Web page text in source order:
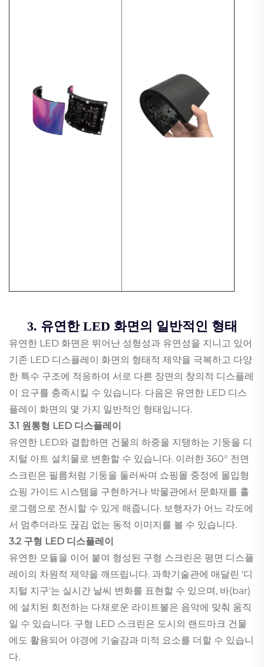
3. 유연한 LED 화면의 일반적인 형태
유연한 LED 화면은 뛰어난 성형성과 유연성을 지니고 있어
기존 LED 디스플레이 화면의 형태적 제약을 극복하고 다양
한 특수 구조에 적응하여 서로 다른 장면의 창의적 디스플레
이 요구를 충족시킬 수 있습니다. 다음은 유연한 LED 디스
플레이 화면의 몇 가지 일반적인 형태입니다.
3.1 원통형 LED 디스플레이
유연한 LED와 결합하면 건물의 하중을 지탱하는 기둥을 디
지털 아트 설치물로 변환할 수 있습니다. 이러한 360° 전면
스크린은 필름처럼 기둥을 둘러싸며 쇼핑몰 중정에 몰입형
쇼핑 가이드 시스템을 구현하거나 박물관에서 문화재를 홀
로그램으로 전시할 수 있게 해줍니다. 보행자가 어느 각도에
서 멈추더라도 끊김 없는 동적 이미지를 볼 수 있습니다.
3.2 구형 LED 디스플레이
유연한 모듈을 이어 붙여 형성된 구형 스크린은 평면 디스플
레이의 차원적 제약을 깨뜨립니다. 과학기술관에 매달린 '디
지털 지구'는 실시간 날씨 변화를 표현할 수 있으며, 바(bar)
에 설치된 회전하는 다채로운 라이트볼은 음악에 맞춰 움직
일 수 있습니다. 구형 LED 스크린은 도시의 랜드마크 건물
에도 활용되어 야경에 기술감과 미적 요소를 더할 수 있습니
다.